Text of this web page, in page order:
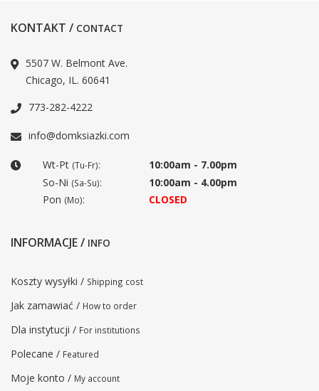
KONTAKT / CONTACT
5507 W. Belmont Ave.
Chicago, IL. 60641
773-282-4222
info@domksiazki.com
Wt-Pt (Tu-Fr):
10:00am - 7.00pm
So-Ni (Sa-Su):
10:00am - 4.00pm
Pon (Mo): CLOSED
INFORMACJE / INFO
Koszty wysyłki / Shipping cost
Jak zamawiać / How to order
Dla instytucji / For institutions
Polecane / Featured
Moje konto / My account